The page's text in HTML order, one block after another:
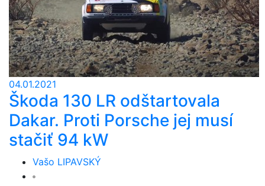
04.01.2021
Škoda 130 LR odštartovala
Dakar. Proti Porsche jej musí
stačiť 94 kW
Vašo LIPAVSKÝ